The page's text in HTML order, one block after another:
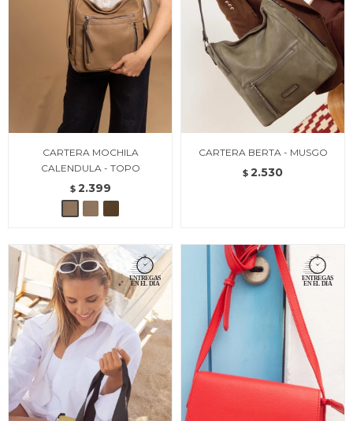
CARTERA MOCHILA
CALENDULA - TOPO
$ 2.399
CARTERA BERTA - MUSGO
$ 2.530